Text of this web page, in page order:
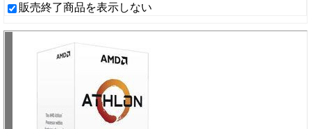
販売終了商品を表示しない